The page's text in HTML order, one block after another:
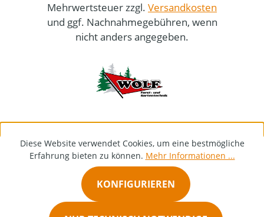
Mehrwertsteuer zzgl. Versandkosten
und ggf. Nachnahmegebühren, wenn
nicht anders angegeben.
Diese Website verwendet Cookies, um eine bestmögliche
Erfahrung bieten zu können. Mehr Informationen ...
KONFIGURIEREN